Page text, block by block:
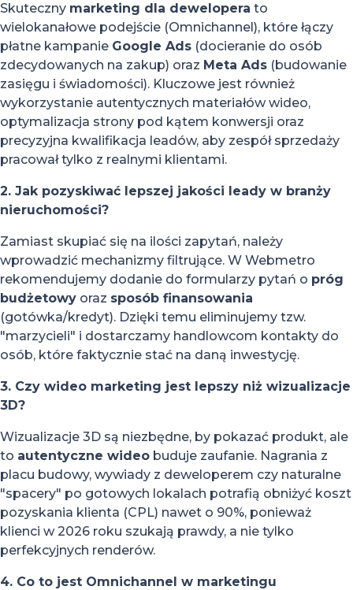
Skuteczny marketing dla dewelopera to
wielokanałowe podejście (Omnichannel), które łączy
płatne kampanie Google Ads (docieranie do osób
zdecydowanych na zakup) oraz Meta Ads (budowanie
zasięgu i świadomości). Kluczowe jest również
wykorzystanie autentycznych materiałów wideo,
optymalizacja strony pod kątem konwersji oraz
precyzyjna kwalifikacja leadów, aby zespół sprzedaży
pracował tylko z realnymi klientami.
2. Jak pozyskiwać lepszej jakości leady w branży
nieruchomości?
Zamiast skupiać się na ilości zapytań, należy
wprowadzić mechanizmy filtrujące. W Webmetro
rekomendujemy dodanie do formularzy pytań o próg
budżetowy oraz sposób finansowania
(gotówka/kredyt). Dzięki temu eliminujemy tzw.
"marzycieli" i dostarczamy handlowcom kontakty do
osób, które faktycznie stać na daną inwestycję.
3. Czy wideo marketing jest lepszy niż wizualizacje
3D?
Wizualizacje 3D są niezbędne, by pokazać produkt, ale
to autentyczne wideo buduje zaufanie. Nagrania z
placu budowy, wywiady z deweloperem czy naturalne
"spacery" po gotowych lokalach potrafią obniżyć koszt
pozyskania klienta (CPL) nawet o 90%, ponieważ
klienci w 2026 roku szukają prawdy, a nie tylko
perfekcyjnych renderów.
4. Co to jest Omnichannel w marketingu